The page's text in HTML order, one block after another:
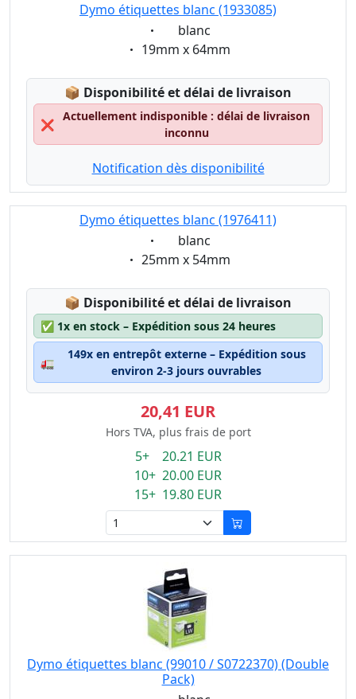
Dymo étiquettes blanc (1933085)
Eigenschaft:
blanc
Eigenschaft:
19mm x 64mm
📦 Lagerstatus:
Disponibilité et délai de livraison
❌
Actuellement indisponible : délai de livraison
inconnu
Notification dès disponibilité
Dymo étiquettes blanc (1976411)
Eigenschaft:
blanc
Eigenschaft:
25mm x 54mm
📦 Lagerstatus:
Disponibilité et délai de livraison
✅ 1x en stock – Expédition sous 24 heures
🚛
149x en entrepôt externe – Expédition sous
environ 2-3 jours ouvrables
20,41 EUR
Hors TVA, plus frais de port
5+ 20.21 EUR
10+ 20.00 EUR
15+ 19.80 EUR
Dymo étiquettes blanc (99010 / S0722370) (Double
Pack)